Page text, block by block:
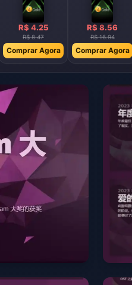
R$ 4.25
R$ 8.47
Comprar Agora
R$ 8.56
R$ 16.94
Comprar Agora